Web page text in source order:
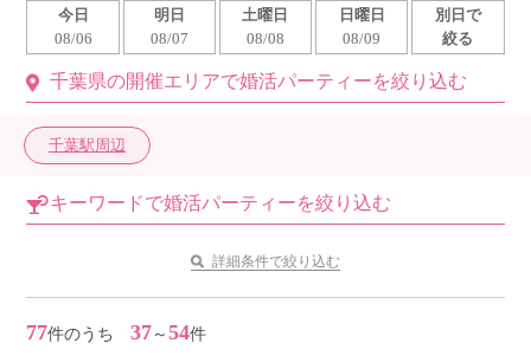
利用規約
個人情報保護方針launch
子どもの安全基準に関するポリシー
公式アカウントで最新情報を配信中！
今日
08/06
明日
08/07
土曜日
08/08
日曜日
08/09
別日で
絞る
千葉県の開催エリアで婚活パーティーを絞り込む
千葉駅周辺
キーワードで婚活パーティーを絞り込む
詳細条件で絞り込む
77件のうち37 ～54件